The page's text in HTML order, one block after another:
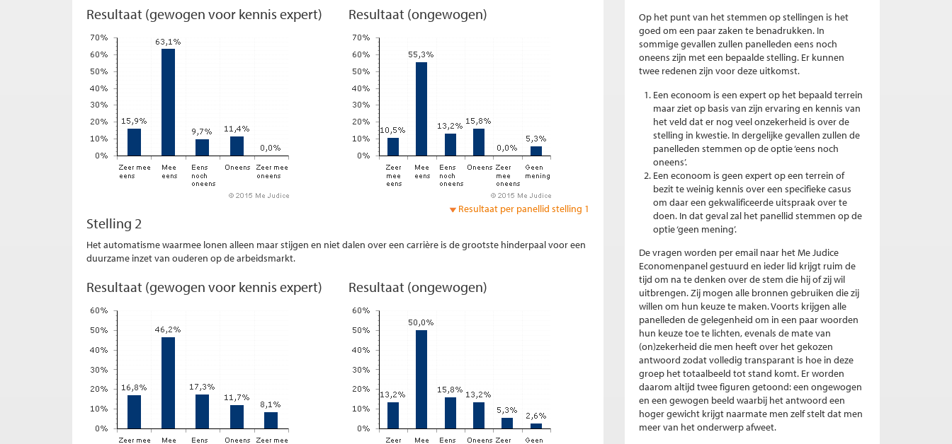
Resultaat (gewogen voor kennis expert) Resultaat (ongewogen)
Resultaat per panellid stelling 1
Stelling 2
Het automatisme waarmee lonen alleen maar stijgen en niet dalen over een carrière is de grootste hinderpaal voor een
duurzame inzet van ouderen op de arbeidsmarkt.
Resultaat (gewogen voor kennis expert) Resultaat (ongewogen)
Op het punt van het stemmen op stellingen is het
goed om een paar zaken te benadrukken. In
sommige gevallen zullen panelleden eens noch
oneens zijn met een bepaalde stelling. Er kunnen
twee redenen zijn voor deze uitkomst.
Een econoom is een expert op het bepaald terrein
maar ziet op basis van zijn ervaring en kennis van
het veld dat er nog veel onzekerheid is over de
stelling in kwestie. In dergelijke gevallen zullen de
panelleden stemmen op de optie ‘eens noch
oneens’.
Een econoom is geen expert op een terrein of
bezit te weinig kennis over een specifieke casus
om daar een gekwalificeerde uitspraak over te
doen. In dat geval zal het panellid stemmen op de
optie ‘geen mening’.
De vragen worden per email naar het Me Judice
Economenpanel gestuurd en ieder lid krijgt ruim de
tijd om na te denken over de stem die hij of zij wil
uitbrengen. Zij mogen alle bronnen gebruiken die zij
willen om hun keuze te maken. Voorts krijgen alle
panelleden de gelegenheid om in een paar woorden
hun keuze toe te lichten, evenals de mate van
(on)zekerheid die men heeft over het gekozen
antwoord zodat volledig transparant is hoe in deze
groep het totaalbeeld tot stand komt. Er worden
daarom altijd twee figuren getoond: een ongewogen
en een gewogen beeld waarbij het antwoord een
hoger gewicht krijgt naarmate men zelf stelt dat men
meer van het onderwerp afweet.